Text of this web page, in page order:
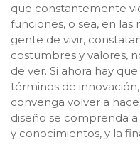
que constantemente
funciones, o sea, en
gente de vivir,
costumbres y valores,
de ver. Si ahora hay
términos de
convenga volver a
diseño se comprenda a
y conocimientos, y la